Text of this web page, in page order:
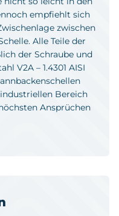
empfiehlt sich
zwischen
Alle Teile der
der Schraube und
V2A – 1.4301 AISI
Bereich
Ansprüchen